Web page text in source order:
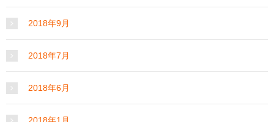
2018年9月
2018年7月
2018年6月
2018年1月